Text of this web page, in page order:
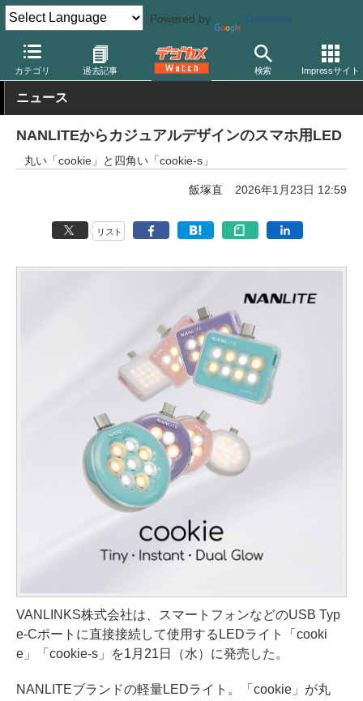
Powered by Translate
カテゴリ 過去記事 検索 Impressサイト
デジカメ Watch 撮影用品 LEDライト
ニュース
NANLITEからカジュアルデザインのスマホ用LED
丸い「cookie」と四角い「cookie-s」
飯塚直 2026年1月23日 12:59
リスト
VANLINKS株式会社は、スマートフォンなどのUSB Typ
e-Cポートに直接接続して使用するLEDライト「cooki
e」「cookie-s」を1月21日（水）に発売した。
NANLITEブランドの軽量LEDライト。「cookie」が丸